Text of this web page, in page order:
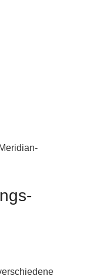
Meridian-